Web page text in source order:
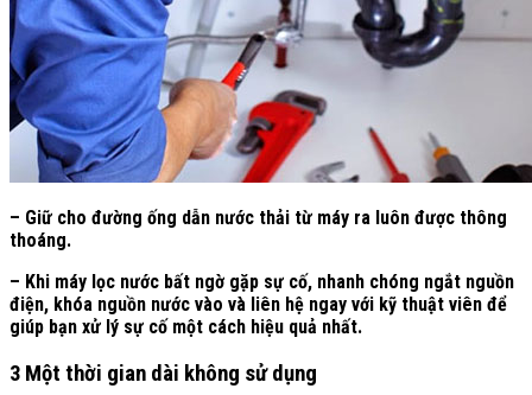
– Giữ cho đường ống dẫn nước thải từ máy ra luôn được thông
thoáng.
– Khi máy lọc nước bất ngờ gặp sự cố, nhanh chóng ngắt nguồn
điện, khóa nguồn nước vào và liên hệ ngay với kỹ thuật viên để
giúp bạn xử lý sự cố một cách hiệu quả nhất.
3 Một thời gian dài không sử dụng